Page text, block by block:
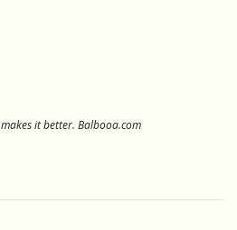
makes it better. Balbooa.com